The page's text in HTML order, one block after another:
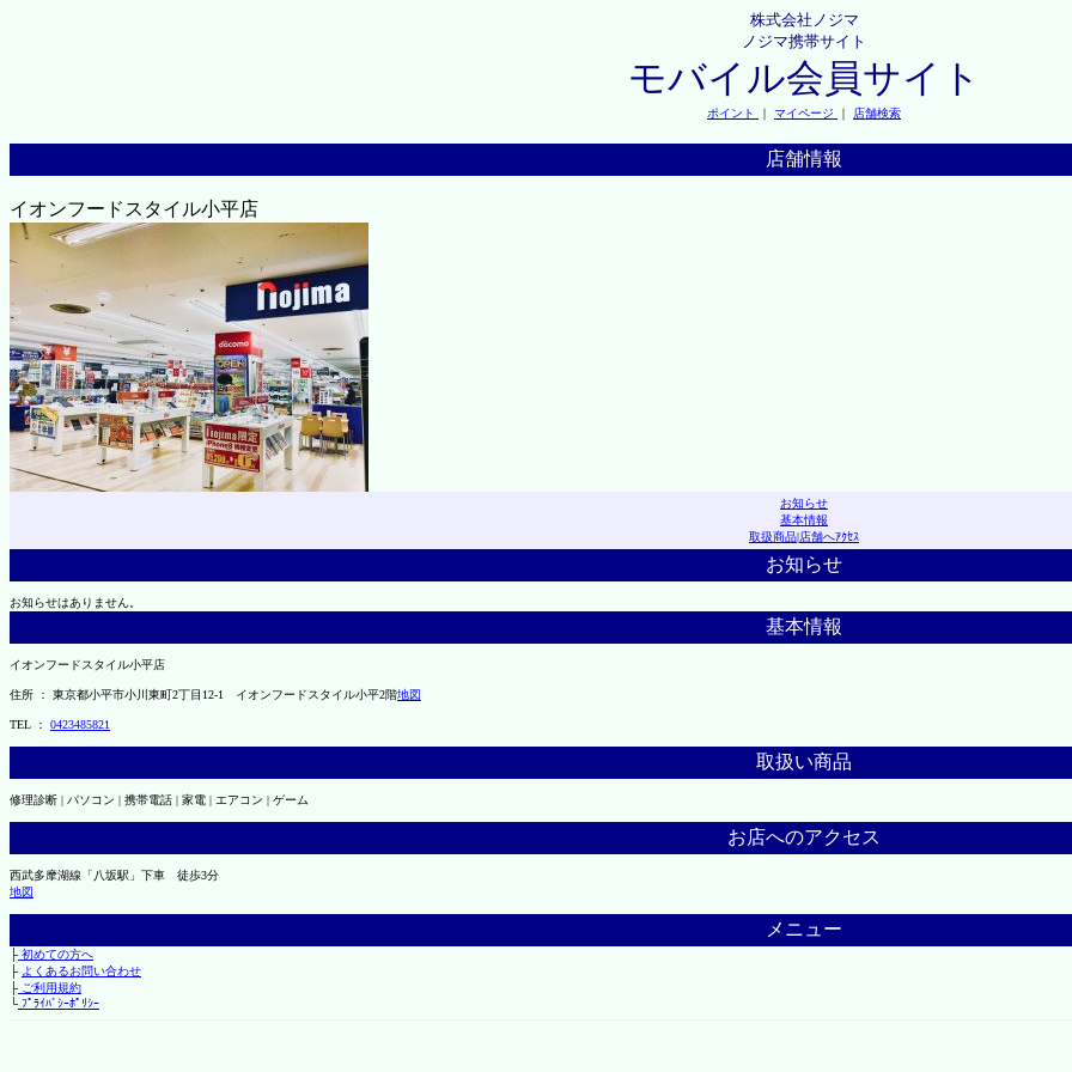
株式会社ノジマ
ノジマ携帯サイト
モバイル会員サイト
ポイント ｜ マイページ ｜ 店舗検索
店舗情報
イオンフードスタイル小平店
お知らせ
基本情報
取扱商品|店舗へｱｸｾｽ
お知らせ
お知らせはありません。
基本情報
イオンフードスタイル小平店
住所 ： 東京都小平市小川東町2丁目12-1 イオンフードスタイル小平2階地図
TEL ： 0423485821
取扱い商品
修理診断 | パソコン | 携帯電話 | 家電 | エアコン | ゲーム
お店へのアクセス
西武多摩湖線「八坂駅」下車 徒歩3分
地図
メニュー
├初めての方へ
├ よくあるお問い合わせ
├ご利用規約
└ﾌﾟﾗｲﾊﾞｼｰﾎﾟﾘｼｰ